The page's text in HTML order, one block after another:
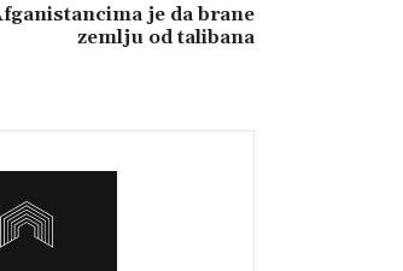
je da brane
zemlju od talibana